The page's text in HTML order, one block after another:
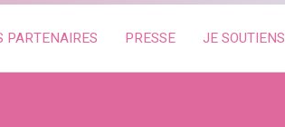
PARTENAIRES PRESSE JE SOUTIENS